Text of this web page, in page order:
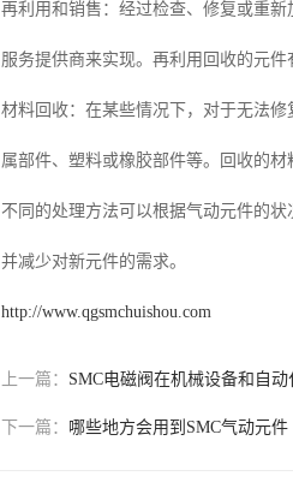
再利用和销售：经过检查、修复或重
服务提供商来实现。再利用回收的元
材料回收：在某些情况下，对于无法
属部件、塑料或橡胶部件等。回收的材
不同的处理方法可以根据气动元件的
并减少对新元件的需求。
http://www.qgsmchuishou.com
上一篇： SMC电磁阀在机械设备和自
下一篇： 哪些地方会用到SMC气动元件